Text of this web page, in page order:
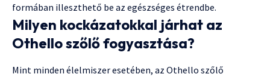
formában illeszthető be az egészséges étrendbe.
Milyen kockázatokkal járhat az
Othello szőlő fogyasztása?
Mint minden élelmiszer esetében, az Othello szőlő